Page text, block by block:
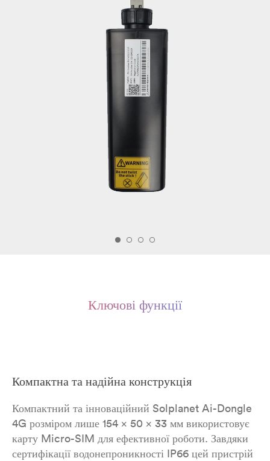
Ключові функції
Компактна та надійна конструкція
Компактний та інноваційний Solplanet Ai-Dongle
4G розміром лише 154 × 50 × 33 мм використовує
карту Micro-SIM для ефективної роботи. Завдяки
сертифікації водонепроникності IP66 цей пристрій